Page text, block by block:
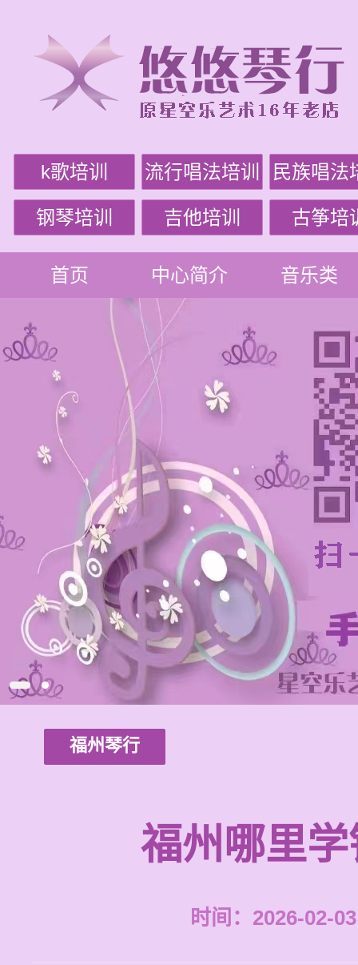
k歌培训 流行唱法培训 民族唱法
钢琴培训 吉他培训 古筝培
首页 中心简介 音乐类
福州琴行
福州哪里
时间：2026-02-